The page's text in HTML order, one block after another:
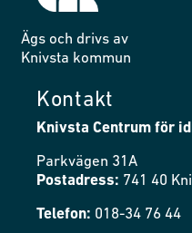
Ägs och drivs av
Knivsta kommun
Kontakt
Knivsta Centrum för
Parkvägen 31A
Postadress: 741 40
Telefon: 018-34 76 44